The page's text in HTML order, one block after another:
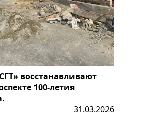
восстанавливают
100-летия
31.03.2026